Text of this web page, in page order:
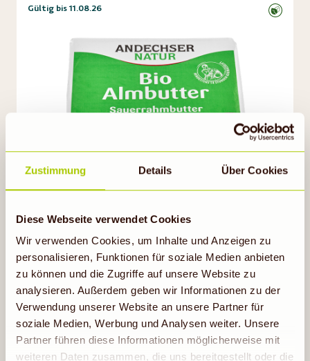
Zustimmung Details Über Cookies
Diese Webseite verwendet Cookies
Wir verwenden Cookies, um Inhalte und Anzeigen zu
personalisieren, Funktionen für soziale Medien anbieten
zu können und die Zugriffe auf unsere Website zu
analysieren. Außerdem geben wir Informationen zu der
Verwendung unserer Website an unsere Partner für
soziale Medien, Werbung und Analysen weiter. Unsere
Partner führen diese Informationen möglicherweise mit
weiteren Daten zusammen, die uns bereitgestellt oder die
Gültig bis 11.08.26
2,79
ANDECHSER NATUR
250 g (1 kg = 11,16)
Auf die Einkaufsliste
Gültig bis 11.08.26